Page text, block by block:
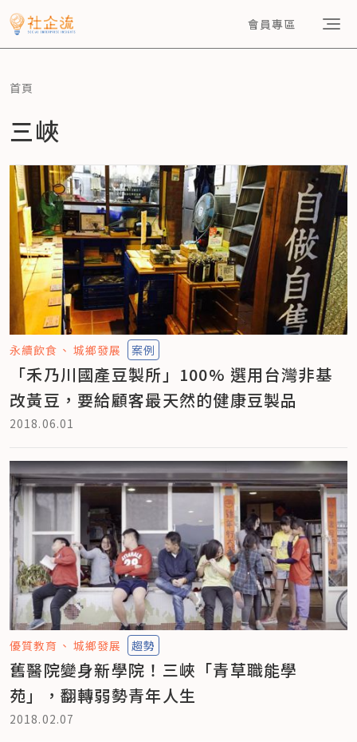
會員專區
首頁
三峽
永續飲食 城鄉發展 案例
「禾乃川國產豆製所」100% 選用台灣非基
改黃豆，要給顧客最天然的健康豆製品
2018.06.01
優質教育 城鄉發展 趨勢
舊醫院變身新學院！三峽「青草職能學
苑」，翻轉弱勢青年人生
2018.02.07